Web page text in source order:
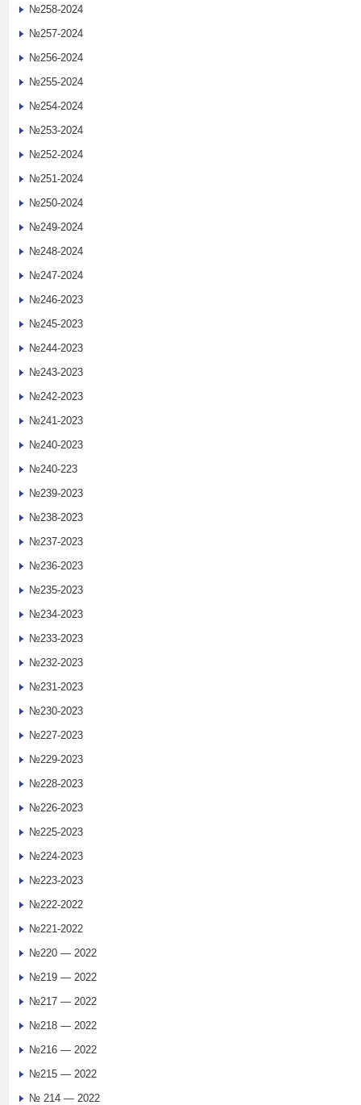
№258-2024
№257-2024
№256-2024
№255-2024
№254-2024
№253-2024
№252-2024
№251-2024
№250-2024
№249-2024
№248-2024
№247-2024
№246-2023
№245-2023
№244-2023
№243-2023
№242-2023
№241-2023
№240-2023
№240-223
№239-2023
№238-2023
№237-2023
№236-2023
№235-2023
№234-2023
№233-2023
№232-2023
№231-2023
№230-2023
№227-2023
№229-2023
№228-2023
№226-2023
№225-2023
№224-2023
№223-2023
№222-2022
№221-2022
№220 — 2022
№219 — 2022
№217 — 2022
№218 — 2022
№216 — 2022
№215 — 2022
№ 214 — 2022